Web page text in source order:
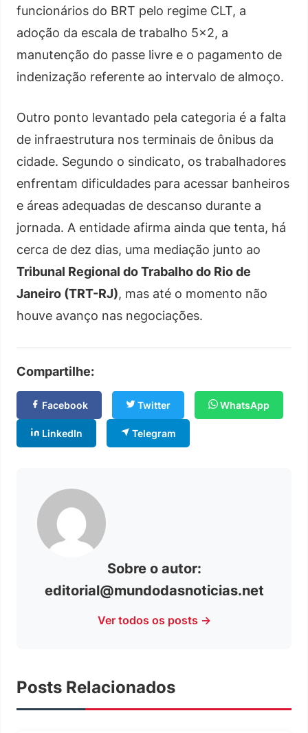
funcionários do BRT pelo regime CLT, a
adoção da escala de trabalho 5×2, a
manutenção do passe livre e o pagamento de
indenização referente ao intervalo de almoço.
Outro ponto levantado pela categoria é a falta
de infraestrutura nos terminais de ônibus da
cidade. Segundo o sindicato, os trabalhadores
enfrentam dificuldades para acessar banheiros
e áreas adequadas de descanso durante a
jornada. A entidade afirma ainda que tenta, há
cerca de dez dias, uma mediação junto ao
Tribunal Regional do Trabalho do Rio de
Janeiro (TRT-RJ), mas até o momento não
houve avanço nas negociações.
Compartilhe:
Facebook Twitter WhatsApp
LinkedIn Telegram
Sobre o autor:
editorial@mundodasnoticias.net
Ver todos os posts →
Posts Relacionados